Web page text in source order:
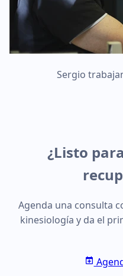
Sergio
¿Listo
Agenda una consulta
kinesiología y da el